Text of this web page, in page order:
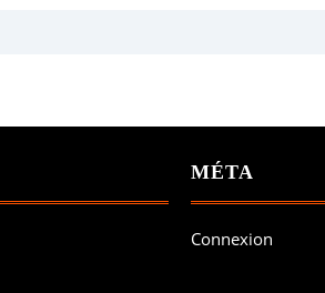
MÉTA
Connexion